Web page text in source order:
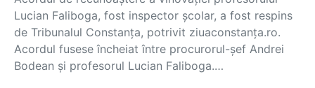
Lucian Faliboga, fost inspector școlar, a fost respins
de Tribunalul Constanța, potrivit ziuaconstanța.ro.
Acordul fusese încheiat între procurorul-șef Andrei
Bodean și profesorul Lucian Faliboga.…